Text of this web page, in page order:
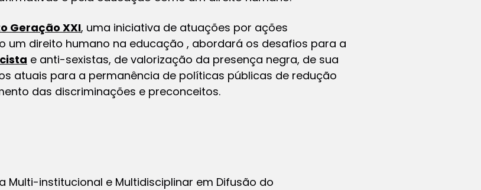
Geração XXI, uma iniciativa de atuações por ações
um direito humano na educação , abordará os desafios para a
e anti-sexistas, de valorização da presença negra, de sua
atuais para a permanência de políticas públicas de redução
das discriminações e preconceitos.
Multi-institucional e Multidisciplinar em Difusão do